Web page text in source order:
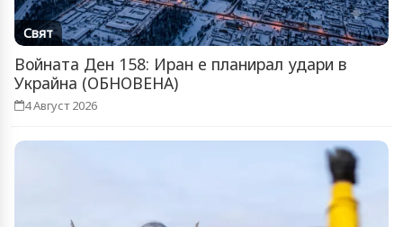
Свят
Войната Ден 158: Иран е планирал удари в
Украйна (ОБНОВЕНА)
4 Август 2026